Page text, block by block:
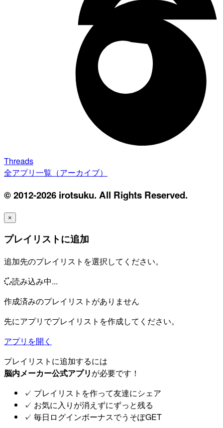
Threads
全アプリ一覧（アーカイブ）
© 2012-2026 irotsuku. All Rights Reserved.
×
プレイリストに追加
追加先のプレイリストを選択してください。
読み込み中...
作成済みのプレイリストがありません
先にアプリでプレイリストを作成してください。
アプリを開く
プレイリストに追加するには
脳内メーカー公式アプリが必要です！
✓ プレイリストを作って友達にシェア
✓ お気に入りが消えずにずっと残る
✓ 毎日ログインボーナスでうそぽGET